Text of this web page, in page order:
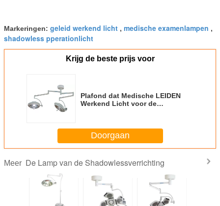
Markeringen: geleid werkend licht , medische examenlampen ,
shadowless pperationlicht
Krijg de beste prijs voor
Plafond dat Medische LEIDEN
Werkend Licht voor de
Doorgaan
Meer De Lamp van de Shadowlessverrichting